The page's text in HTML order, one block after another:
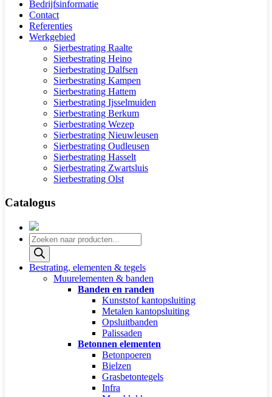
Bedrijfsinformatie
Contact
Referenties
Werkgebied
Sierbestrating Raalte
Sierbestrating Heino
Sierbestrating Dalfsen
Sierbestrating Kampen
Sierbestrating Hattem
Sierbestrating Ijsselmuiden
Sierbestrating Berkum
Sierbestrating Wezep
Sierbestrating Nieuwleusen
Sierbestrating Oudleusen
Sierbestrating Hasselt
Sierbestrating Zwartsluis
Sierbestrating Olst
Catalogus
Producten
zoeken
Bestrating, elementen & tegels
Muurelementen & banden
Banden en randen
Kunststof kantopsluiting
Metalen kantopsluiting
Opsluitbanden
Palissaden
Betonnen elementen
Betonpoeren
Bielzen
Grasbetontegels
Infra